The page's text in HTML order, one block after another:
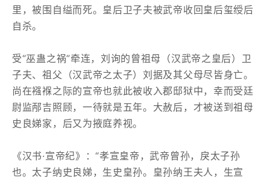
里，被围自缢而死。皇后卫子夫被武帝收回皇后玺绶后
自杀。
受“巫蛊之祸”牵连，刘询的曾祖母（汉武帝之皇后）卫
子夫、祖父（汉武帝之太子）刘据及其父母尽皆身亡。
尚在襁褓之际的宣帝也就此被收入郡邸狱中，幸而受廷
尉监邴吉照顾，一待就是五年。大赦后，才被送到祖母
史良娣家，后又为掖庭养视。
《汉书·宣帝纪》：“孝宣皇帝，武帝曾孙，戾太子孙
也。太子纳史良娣，生史皇孙。皇孙纳王夫人，生宣